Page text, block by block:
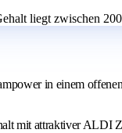
liegt zwischen
in einem
mit attraktiver ALDI